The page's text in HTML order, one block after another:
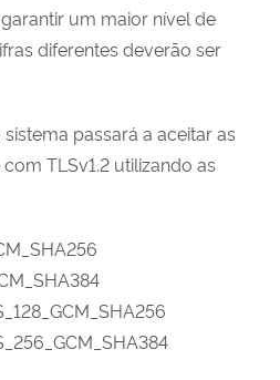
um maior nível de
diferentes deverão ser
passará a aceitar as
TLSv1.2 utilizando as